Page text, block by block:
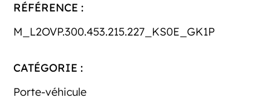
RÉFÉRENCE :
M_L2OVP.300.453.215.227_KS0E_GK1P
CATÉGORIE :
Porte-véhicule